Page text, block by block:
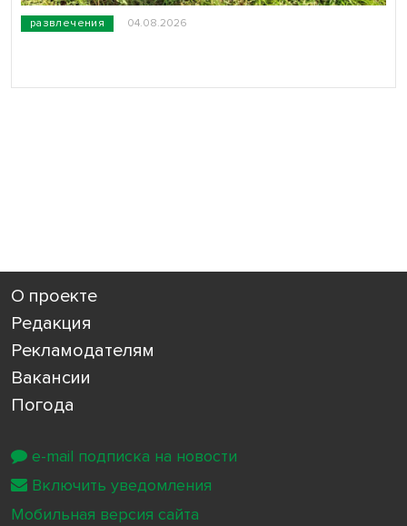
развлечения 04.08.2026
О проекте
Редакция
Рекламодателям
Вакансии
Погода
e-mail подписка на новости
Включить уведомления
Мобильная версия сайта